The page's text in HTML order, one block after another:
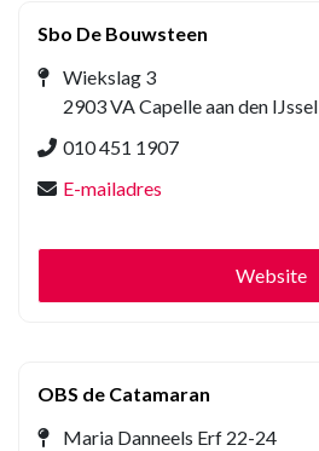
Sbo De Bouwsteen
Wiekslag 3
2903 VA Capelle aan den IJssel
010 451 1907
E-mailadres
Website
OBS de Catamaran
Maria Danneels Erf 22-24